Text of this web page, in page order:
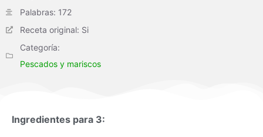
Palabras: 172
Receta original: Si
Categoría:
Pescados y mariscos
Ingredientes para 3: